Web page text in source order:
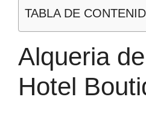
TABLA DE
Alqueria
Hotel